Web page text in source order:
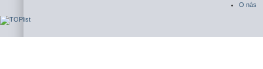
O nás